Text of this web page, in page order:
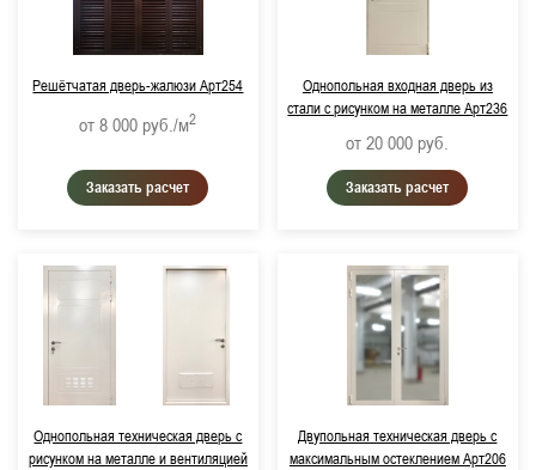
Решётчатая дверь-жалюзи Арт254
от 8 000 руб./м2
Заказать расчет
Однопольная входная дверь из
стали с рисунком на металле Арт236
от 20 000 руб.
Заказать расчет
Однопольная техническая дверь с
рисунком на металле и вентиляцией
Двупольная техническая дверь с
максимальным остеклением Арт206